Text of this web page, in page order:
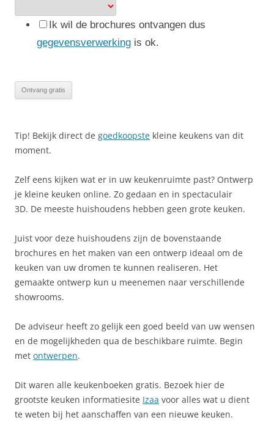
Ik wil de brochures ontvangen dus
gegevensverwerking is ok.
Tip! Bekijk direct de goedkoopste kleine keukens van dit
moment.
Zelf eens kijken wat er in uw keukenruimte past? Ontwerp
je kleine keuken online. Zo gedaan en in spectaculair
3D. De meeste huishoudens hebben geen grote keuken.
Juist voor deze huishoudens zijn de bovenstaande
brochures en het maken van een ontwerp ideaal om de
keuken van uw dromen te kunnen realiseren. Het
gemaakte ontwerp kun u meenemen naar verschillende
showrooms.
De adviseur heeft zo gelijk een goed beeld van uw wensen
en de mogelijkheden qua de beschikbare ruimte. Begin
met ontwerpen.
Dit waren alle keukenboeken gratis. Bezoek hier de
grootste keuken informatiesite Izaa voor alles wat u dient
te weten bij het aanschaffen van een nieuwe keuken.